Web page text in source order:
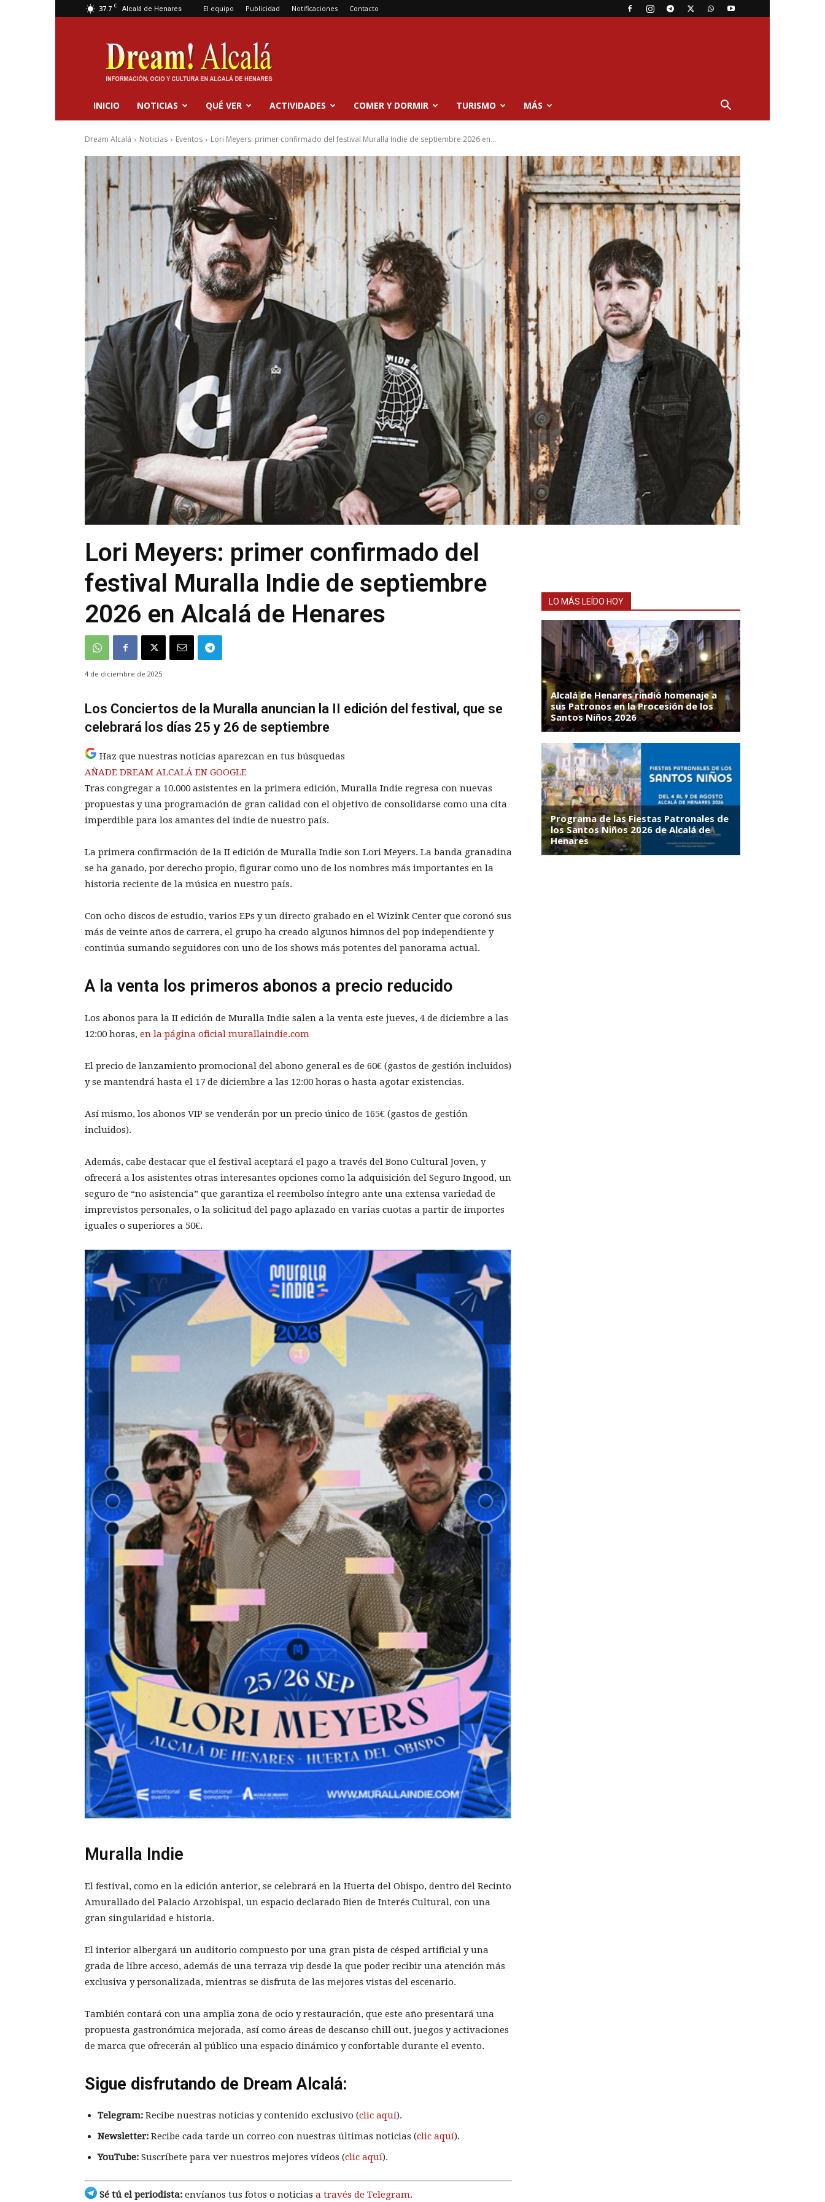
37.7 C Alcalá de Henares El equipo Publicidad Notificaciones Contacto
Dream
Alcalá
INICIO NOTICIAS QUÉ VER ACTIVIDADES COMER Y DORMIR TURISMO MÁS
Dream Alcalá Noticias Eventos Lori Meyers: primer confirmado del festival Muralla Indie de septiembre 2026 en...
Lori Meyers: primer confirmado del
festival Muralla Indie de septiembre
2026 en Alcalá de Henares
4 de diciembre de 2025
Los Conciertos de la Muralla anuncian la II edición del festival, que se
celebrará los días 25 y 26 de septiembre
Haz que nuestras noticias aparezcan en tus búsquedas
AÑADE DREAM ALCALÁ EN GOOGLE
Tras congregar a 10.000 asistentes en la primera edición, Muralla Indie regresa con nuevas
propuestas y una programación de gran calidad con el objetivo de consolidarse como una cita
imperdible para los amantes del indie de nuestro país.
La primera confirmación de la II edición de Muralla Indie son Lori Meyers. La banda granadina
se ha ganado, por derecho propio, figurar como uno de los nombres más importantes en la
historia reciente de la música en nuestro país.
Con ocho discos de estudio, varios EPs y un directo grabado en el Wizink Center que coronó sus
más de veinte años de carrera, el grupo ha creado algunos himnos del pop independiente y
continúa sumando seguidores con uno de los shows más potentes del panorama actual.
A la venta los primeros abonos a precio reducido
Los abonos para la II edición de Muralla Indie salen a la venta este jueves, 4 de diciembre a las
12:00 horas, en la página oficial murallaindie.com
El precio de lanzamiento promocional del abono general es de 60€ (gastos de gestión incluidos)
y se mantendrá hasta el 17 de diciembre a las 12:00 horas o hasta agotar existencias.
Así mismo, los abonos VIP se venderán por un precio único de 165€ (gastos de gestión
incluidos).
Además, cabe destacar que el festival aceptará el pago a través del Bono Cultural Joven, y
ofrecerá a los asistentes otras interesantes opciones como la adquisición del Seguro Ingood, un
seguro de “no asistencia” que garantiza el reembolso íntegro ante una extensa variedad de
imprevistos personales, o la solicitud del pago aplazado en varias cuotas a partir de importes
iguales o superiores a 50€.
Muralla Indie
El festival, como en la edición anterior, se celebrará en la Huerta del Obispo, dentro del Recinto
Amurallado del Palacio Arzobispal, un espacio declarado Bien de Interés Cultural, con una
gran singularidad e historia.
El interior albergará un auditorio compuesto por una gran pista de césped artificial y una
grada de libre acceso, además de una terraza vip desde la que poder recibir una atención más
exclusiva y personalizada, mientras se disfruta de las mejores vistas del escenario.
También contará con una amplia zona de ocio y restauración, que este año presentará una
propuesta gastronómica mejorada, así como áreas de descanso chill out, juegos y activaciones
de marca que ofrecerán al público una espacio dinámico y confortable durante el evento.
Sigue disfrutando de Dream Alcalá:
Telegram: Recibe nuestras noticias y contenido exclusivo (clic aquí).
Newsletter: Recibe cada tarde un correo con nuestras últimas noticias (clic aquí).
YouTube: Suscríbete para ver nuestros mejores vídeos (clic aquí).
Sé tú el periodista: envíanos tus fotos o noticias a través de Telegram.
LO MÁS LEÍDO HOY